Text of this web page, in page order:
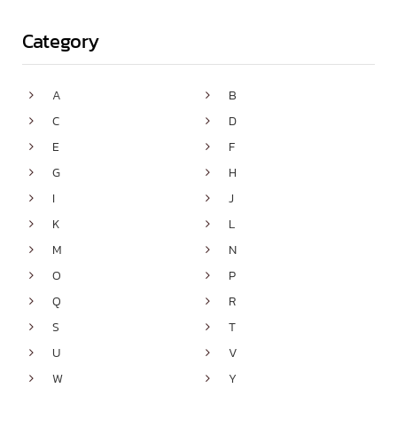
Category
 A  B
 C  D
 E  F
 G  H
 I  J
 K  L
 M  N
 O  P
 Q  R
 S  T
 U  V
 W  Y